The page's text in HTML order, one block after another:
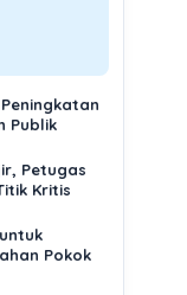
Publik
Petugas
Kritis
Pokok